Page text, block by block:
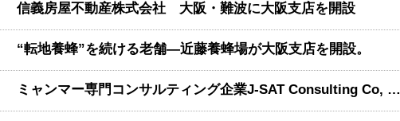
信義房屋不動産株式会社 大阪・難波に大阪支店を開設
“転地養蜂”を続ける老舗―近藤養蜂場が大阪支店を開設。
ミャンマー専門コンサルティング企業J-SAT Consulting Co, Ltd 日本事務所を開設し、国内サポートを本格化